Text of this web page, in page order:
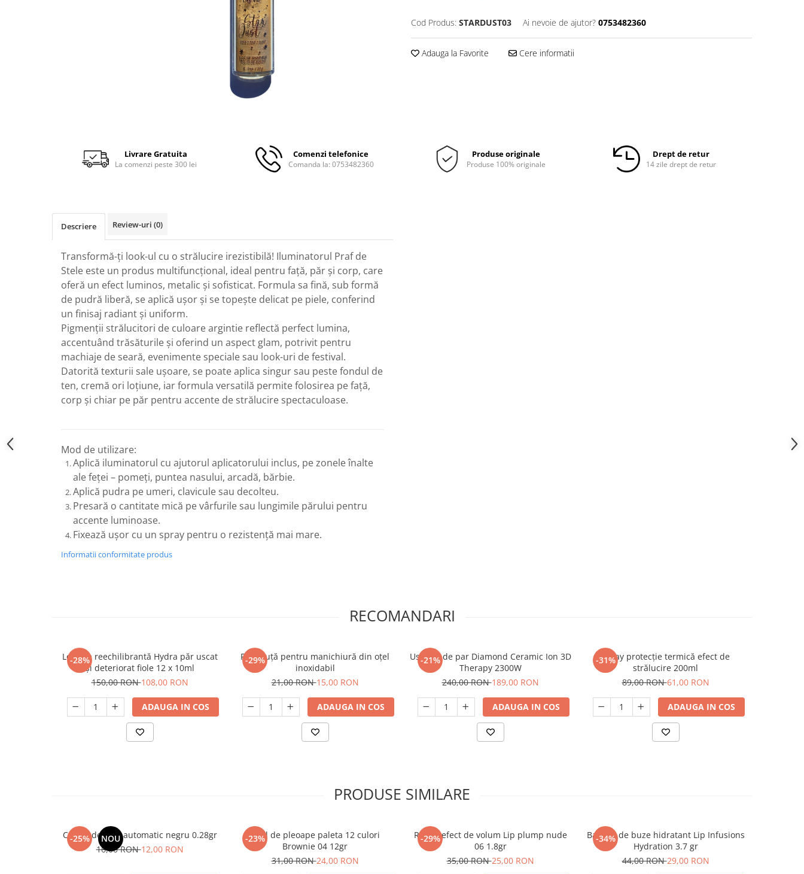
Cod Produs: STARDUST03 Ai nevoie de ajutor? 0753482360
Adauga la Favorite Cere informatii
Livrare Gratuita
La comenzi peste 300 lei
Comenzi telefonice
Comanda la: 0753482360
Produse originale
Produse 100% originale
Drept de retur
14 zile drept de retur
Descriere Review-uri (0)
Transformă-ți look-ul cu o strălucire irezistibilă! Iluminatorul Praf de
Stele este un produs multifuncțional, ideal pentru față, păr și corp, care
oferă un efect luminos, metalic și sofisticat. Formula sa fină, sub formă
de pudră liberă, se aplică ușor și se topește delicat pe piele, conferind
un finisaj radiant și uniform.
Pigmenții strălucitori de culoare argintie reflectă perfect lumina,
accentuând trăsăturile și oferind un aspect glam, potrivit pentru
machiaje de seară, evenimente speciale sau look-uri de festival.
Datorită texturii sale ușoare, se poate aplica singur sau peste fondul de
ten, cremă ori loțiune, iar formula versatilă permite folosirea pe față,
corp și chiar pe păr pentru accente de strălucire spectaculoase.
Mod de utilizare:
Aplică iluminatorul cu ajutorul aplicatorului inclus, pe zonele înalte
ale feței – pomeți, puntea nasului, arcadă, bărbie.
Aplică pudra pe umeri, clavicule sau decolteu.
Presară o cantitate mică pe vârfurile sau lungimile părului pentru
accente luminoase.
Fixează ușor cu un spray pentru o rezistență mai mare.
Informatii conformitate produs
RECOMANDARI
-28%
Loțiune reechilibrantă Hydra păr uscat
și deteriorat fiole 12 x 10ml
150,00 RON108,00 RON
ADAUGA IN COS
-29%
Forfecuță pentru manichiură din oțel
inoxidabil
21,00 RON15,00 RON
ADAUGA IN COS
-21%
Uscator de par Diamond Ceramic Ion 3D
Therapy 2300W
240,00 RON189,00 RON
ADAUGA IN COS
-31%
Spray protecție termică efect de
strălucire 200ml
89,00 RON61,00 RON
ADAUGA IN COS
PRODUSE SIMILARE
-25% NOU
Creion de ochi automatic negru 0.28gr
16,00 RON12,00 RON
-23%
Fard de pleoape paleta 12 culori
Brownie 04 12gr
31,00 RON24,00 RON
-29%
Ruj cu efect de volum Lip plump nude
06 1.8gr
35,00 RON25,00 RON
-34%
Balsam de buze hidratant Lip Infusions
Hydration 3.7 gr
44,00 RON29,00 RON